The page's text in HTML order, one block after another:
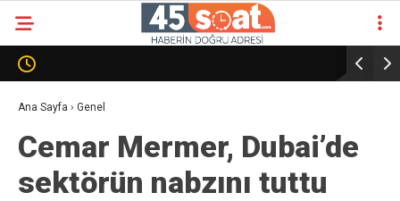
Ana Sayfa › Genel
Cemar Mermer, Dubai’de
sektörün nabzını tuttu